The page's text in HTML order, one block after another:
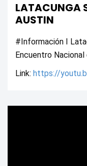
LATACUNGA
AUSTIN
#Información I
Encuentro Nacional
Link: https://